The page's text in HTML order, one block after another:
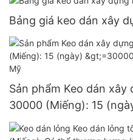
Bảng giá keo dán xây
Sản phẩm Keo dán xây
30000 (Miếng): 15
Nguồn cung cấp 3 đô la